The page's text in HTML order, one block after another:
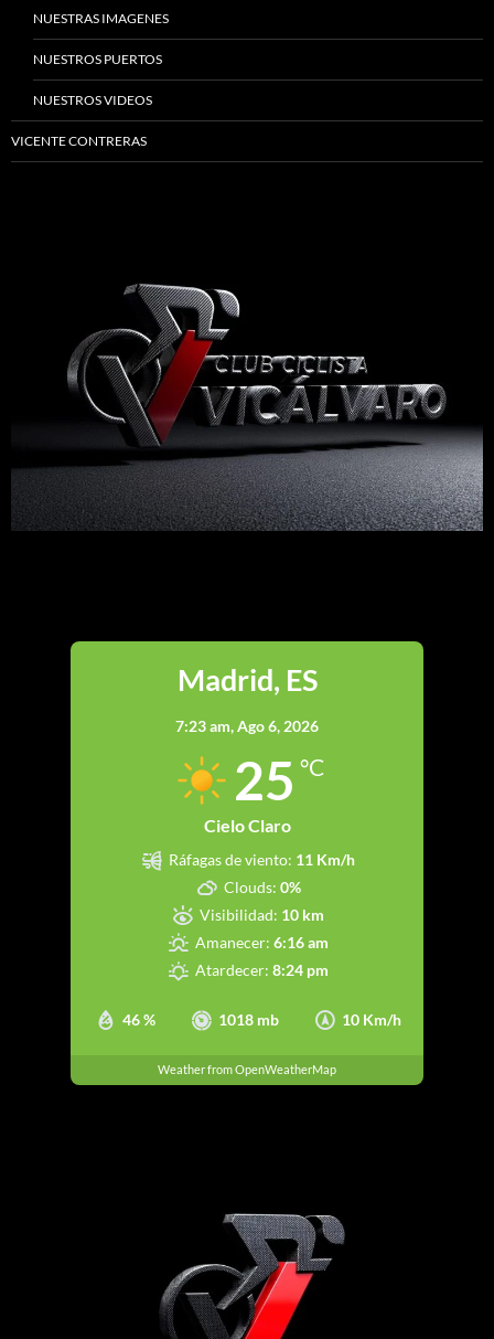
NUESTRAS IMAGENES
NUESTROS PUERTOS
NUESTROS VIDEOS
VICENTE CONTRERAS
Madrid, ES
7:23 am,Ago 6, 2026
25 °C
Cielo Claro
46 % 1018 mb 10 Km/h
Ráfagas de viento: 11 Km/h
Clouds: 0%
Visibilidad: 10 km
Amanecer: 6:16 am
Atardecer: 8:24 pm
Weather from OpenWeatherMap